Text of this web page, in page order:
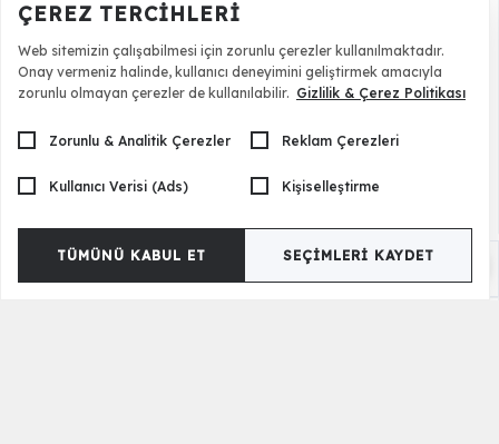
ÇEREZ TERCIHLERI
Web sitemizin çalışabilmesi için zorunlu çerezler kullanılmaktadır.
Onay vermeniz halinde, kullanıcı deneyimini geliştirmek amacıyla
zorunlu olmayan çerezler de kullanılabilir. Gizlilik & Çerez Politikası
Zorunlu & Analitik Çerezler Reklam Çerezleri
Kullanıcı Verisi (Ads) Kişiselleştirme
TÜMÜNÜ KABUL ET SEÇIMLERI KAYDET